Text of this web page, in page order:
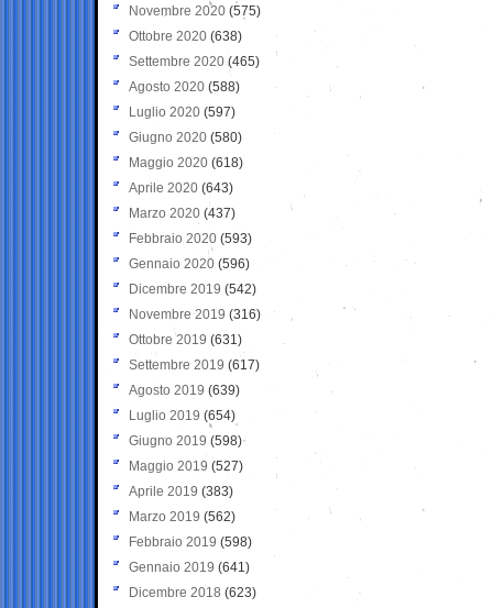
Novembre 2020 (575)
Ottobre 2020 (638)
Settembre 2020(465)
Agosto 2020 (588)
Luglio 2020 (597)
Giugno 2020 (580)
Maggio 2020 (618)
Aprile 2020 (643)
Marzo 2020 (437)
Febbraio 2020 (593)
Gennaio 2020 (596)
Dicembre 2019 (542)
Novembre 2019 (316)
Ottobre 2019 (631)
Settembre 2019 (617)
Agosto 2019 (639)
Luglio 2019 (654)
Giugno 2019 (598)
Maggio 2019 (527)
Aprile 2019 (383)
Marzo 2019 (562)
Febbraio 2019 (598)
Gennaio 2019 (641)
Dicembre 2018 (623)